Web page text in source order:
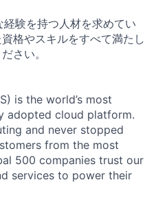
験を持つ人材を求めてい
格やスキルをすべて満たし
さい。
is the world’s most
adopted cloud platform.
and never stopped
from the most
500 companies trust our
services to power their